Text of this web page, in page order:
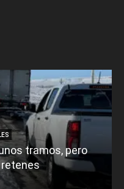
tramos, pero
retenes